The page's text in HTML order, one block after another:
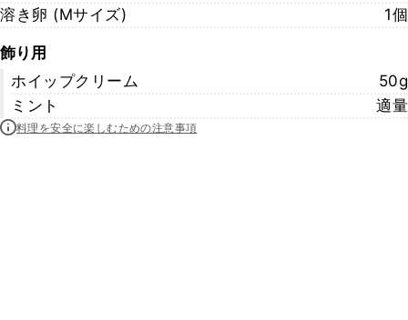
溶き卵 (Mサイズ)
1個
飾り用
ホイップクリーム
50g
ミント
適量
料理を安全に楽しむための注意事項